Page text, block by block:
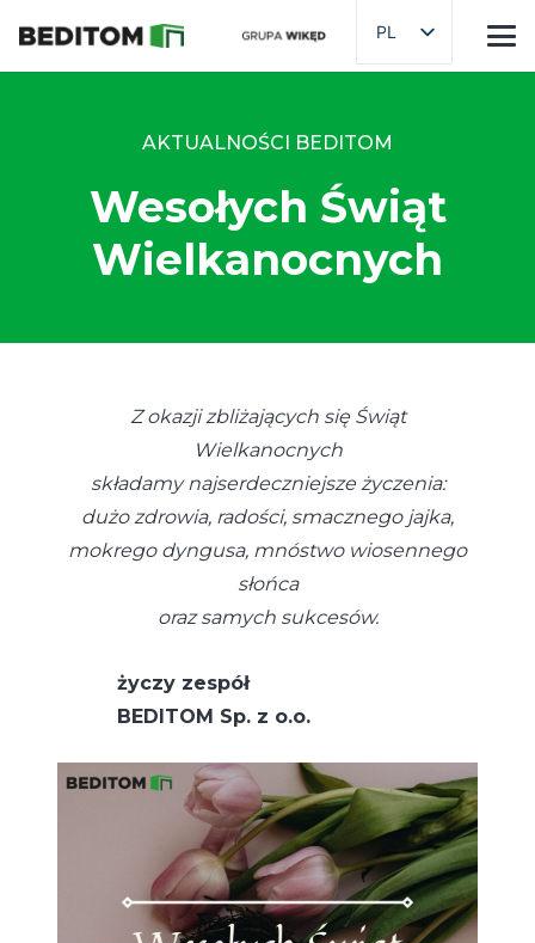
PL
AKTUALNOŚCI BEDITOM
Wesołych Świąt
Wielkanocnych
Z okazji zbliżających się Świąt
Wielkanocnych
składamy najserdeczniejsze życzenia:
dużo zdrowia, radości, smacznego jajka,
mokrego dyngusa, mnóstwo wiosennego
słońca
oraz samych sukcesów.
życzy zespół
BEDITOM Sp. z o.o.